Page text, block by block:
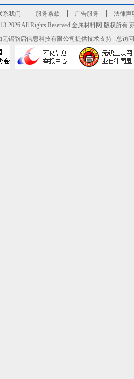
系我们 服务条款 广告服务 法律声
2026 All Rights Reserved 金属材料网 版权所有
无锡韵启信息科技有限公司提供技术支持 总访问